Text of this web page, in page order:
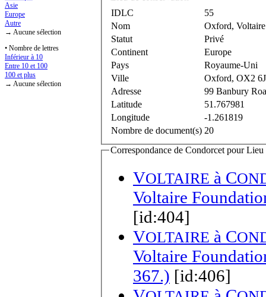
Asie
Europe
Autre
→ Aucune sélection
• Nombre de lettres
Inférieur à 10
Entre 10 et 100
100 et plus
→ Aucune sélection
IDLC
55
Nom
Oxford,
Statut
Privé
Continent
Europe
Pays
Royaume-Uni
Ville
Oxford, OX2
Adresse
99 Banbury
Latitude
51.767981
Longitude
-1.261819
Nombre de document(s) 20
Correspondance de Condorcet pour
VOLTAIRE à C
Voltaire
[id:404]
VOLTAIRE à C
Voltaire
367.) [id:406]